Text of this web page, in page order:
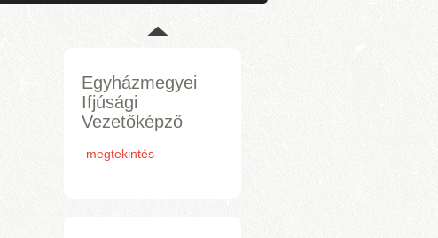
Egyházmegyei
Ifjúsági
Vezetőképző
megtekintés